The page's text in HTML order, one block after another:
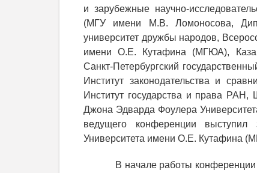
и зарубежные научно-
(МГУ имени М.В. Ломоносова,
университет дружбы народов,
имени О.Е. Кутафина (МГЮА),
Санкт-Петербургский
Институт законодательства и
Институт государства и права
Джона Эдварда Фоулера
ведущего конференции
Университета имени О.Е. Кутафина
В начале работы конференции